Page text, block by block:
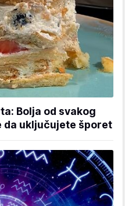
Bolja od svakog
da uključujete šporet